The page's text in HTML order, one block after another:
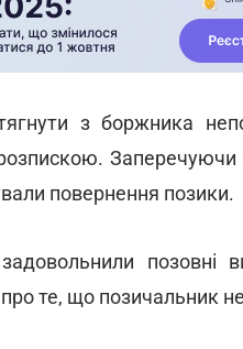
з боржника
Заперечуючи
повернення позики.
позовні
те, що позичальник